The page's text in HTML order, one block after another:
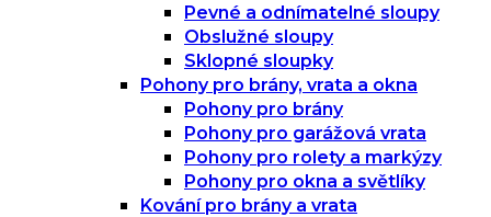
Pevné a odnímatelné sloupy
Obslužné sloupy
Sklopné sloupky
Pohony pro brány, vrata a okna
Pohony pro brány
Pohony pro garážová vrata
Pohony pro rolety a markýzy
Pohony pro okna a světlíky
Kování pro brány a vrata